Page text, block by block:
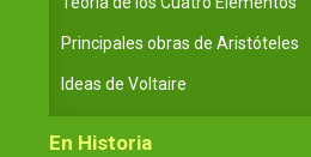
Principales obras de Aristóteles
Ideas de Voltaire
En Historia